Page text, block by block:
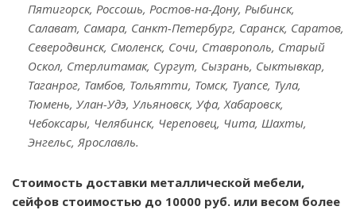
Пятигорск, Россошь, Ростов-на-Дону, Рыбинск,
Салават, Самара, Санкт-Петербург, Саранск, Саратов,
Северодвинск, Смоленск, Сочи, Ставрополь, Старый
Оскол, Стерлитамак, Сургут, Сызрань, Сыктывкар,
Таганрог, Тамбов, Тольятти, Томск, Туапсе, Тула,
Тюмень, Улан-Удэ, Ульяновск, Уфа, Хабаровск,
Чебоксары, Челябинск, Череповец, Чита, Шахты,
Энгельс, Ярославль.
Стоимость доставки металлической мебели,
сейфов стоимостью до 10000 руб. или весом более